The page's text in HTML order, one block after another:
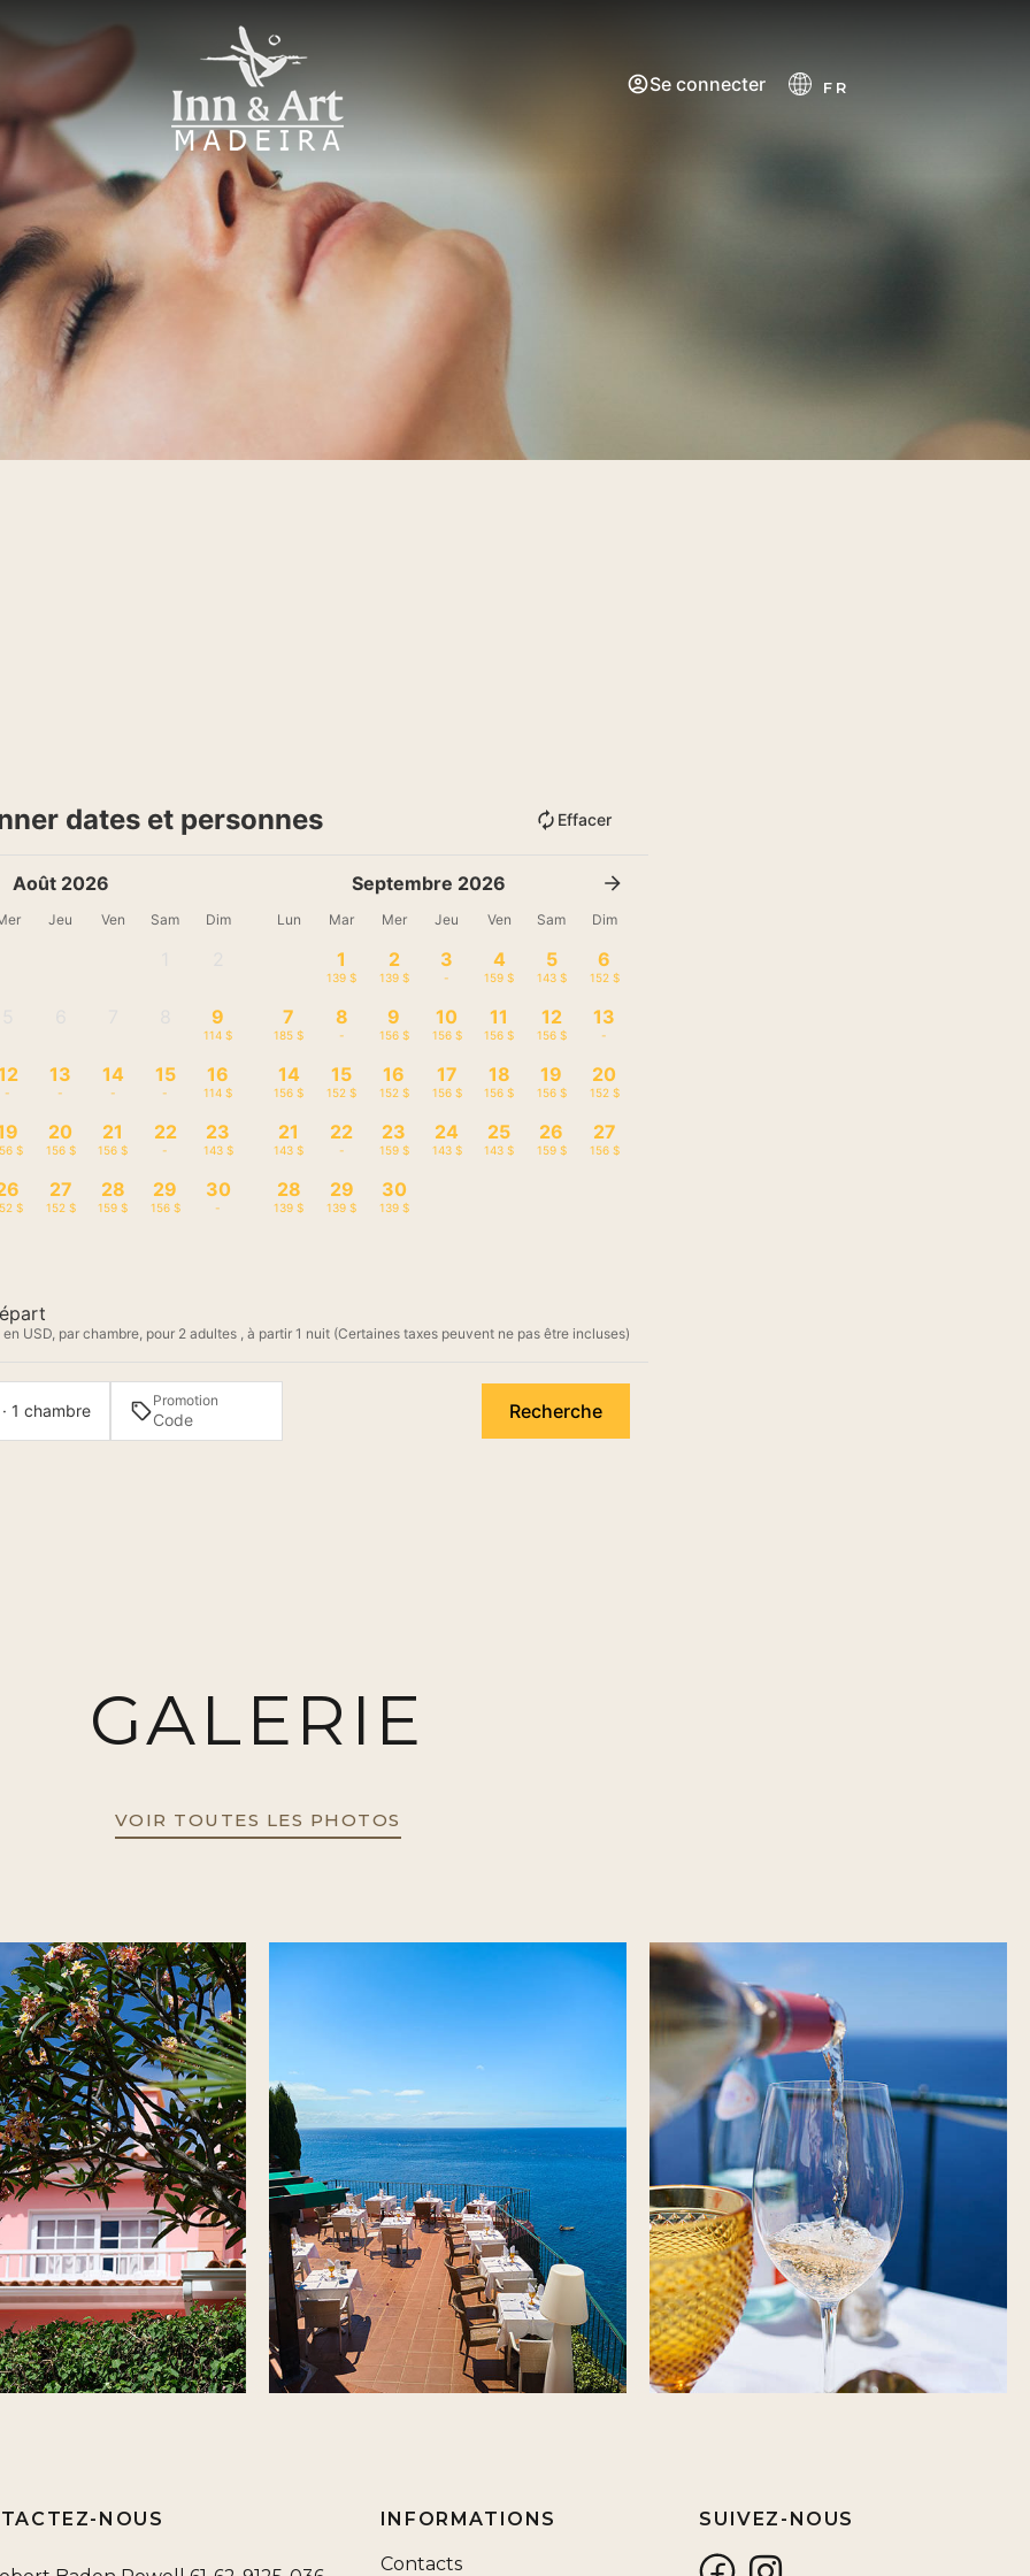
Se connecter FR
dates et personnes Effacer
Août 2026
Jeu Ven Sam Dim
9
114 $
-
13
-
14
-
15
-
16
114 $
$
20
156 $
21
156 $
22
-
23
143 $
$
27
152 $
28
159 $
29
156 $
30
-
Septembre 2026
Lun Mar Mer Jeu Ven Sam Dim
1
139 $
2
139 $
3
-
4
159 $
5
143 $
6
152 $
7
185 $
8
-
9
156 $
10
156 $
11
156 $
12
156 $
13
-
14
156 $
15
152 $
16
152 $
17
156 $
18
156 $
19
156 $
20
152 $
21
143 $
22
-
23
159 $
24
143 $
25
143 $
26
159 $
27
156 $
28
139 $
29
139 $
30
139 $
USD, par chambre, pour 2 adultes , à partir 1 nuit (Certaines taxes peuvent ne pas être incluses)
1 chambre Promotion Recherche
GALERIE
VOIR TOUTES LES PHOTOS
NOUS INFORMATIONS
Contacts
SUIVEZ-NOUS